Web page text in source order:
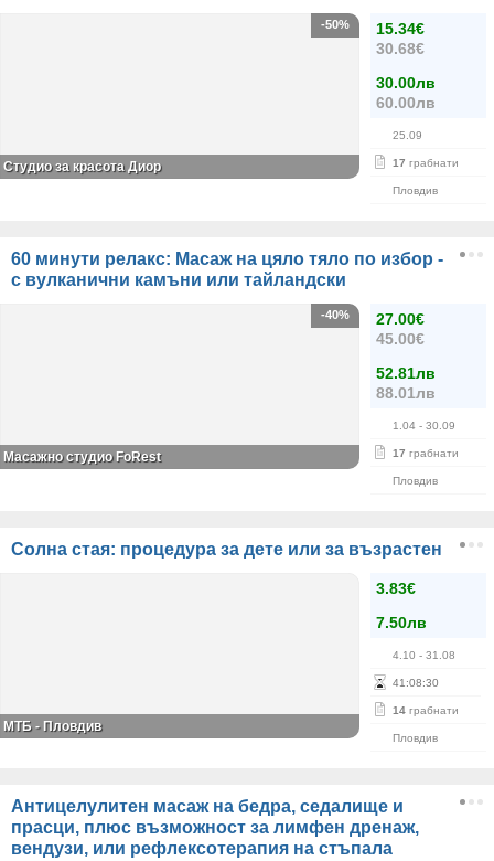
15.34€
30.68€
30.00лв
60.00лв
25.09
17 грабнати
Пловдив
-50%
Студио за красота Диор
60 минути релакс: Масаж на цяло тяло по избор -
с вулканични камъни или тайландски
27.00€
45.00€
52.81лв
88.01лв
1.04 - 30.09
17 грабнати
Пловдив
-40%
Масажно студио FoRest
Солна стая: процедура за дете или за възрастен
3.83€
7.50лв
4.10 - 31.08
41 :08:30
14 грабнати
Пловдив
МТБ - Пловдив
Антицелулитен масаж на бедра, седалище и
прасци, плюс възможност за лимфен дренаж,
вендузи, или рефлексотерапия на стъпала